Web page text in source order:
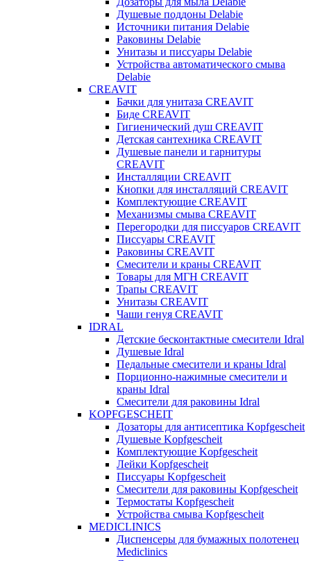
Душевые поддоны Delabie
Источники питания Delabie
Раковины Delabie
Унитазы и писсуары Delabie
Устройства автоматического смыва
Delabie
CREAVIT
Бачки для унитаза CREAVIT
Биде CREAVIT
Гигиенический душ CREAVIT
Детская сантехника CREAVIT
Душевые панели и гарнитуры
CREAVIT
Инсталляции CREAVIT
Кнопки для инсталляций CREAVIT
Комплектующие CREAVIT
Механизмы смыва CREAVIT
Перегородки для писсуаров CREAVIT
Писсуары CREAVIT
Раковины CREAVIT
Смесители и краны CREAVIT
Товары для МГН CREAVIT
Трапы CREAVIT
Унитазы CREAVIT
Чаши генуя CREAVIT
IDRAL
Детские бесконтактные смесители Idral
Душевые Idral
Педальные смесители и краны Idral
Порционно-нажимные смесители и
краны Idral
Смеcители для раковины Idral
KOPFGESCHEIT
Дозаторы для антисептика Kopfgescheit
Душевые Kopfgescheit
Комплектующие Kopfgescheit
Лейки Kopfgescheit
Писсуары Kopfgescheit
Смесители для раковины Kopfgescheit
Термостаты Kopfgescheit
Устройства смыва Kopfgescheit
MEDICLINICS
Диспенсеры для бумажных полотенец
Mediclinics